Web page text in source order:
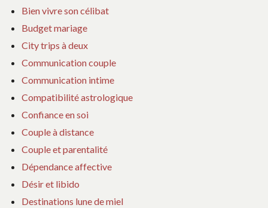
Bien vivre son célibat
Budget mariage
City trips à deux
Communication couple
Communication intime
Compatibilité astrologique
Confiance en soi
Couple à distance
Couple et parentalité
Dépendance affective
Désir et libido
Destinations lune de miel